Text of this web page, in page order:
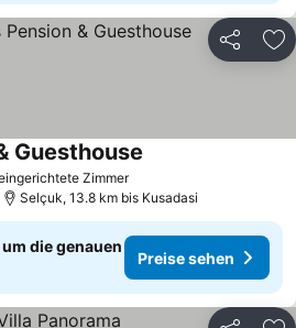
Teilen
ZimmerPreise sehen
Guesthouse
Selçuk, 13.8 km bis Kusadasi
die genauen
Preise sehen